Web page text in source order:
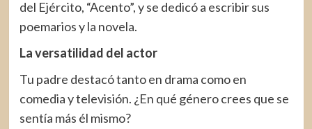
del Ejército, “Acento”, y se dedicó a escribir sus
poemarios y la novela.
La versatilidad del actor
Tu padre destacó tanto en drama como en
comedia y televisión. ¿En qué género crees que se
sentía más él mismo?